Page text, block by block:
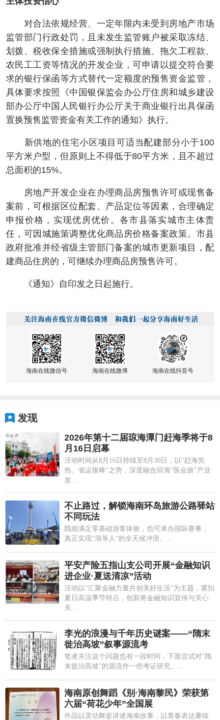
对合法依规经营、一定年限内未受到房地产市场
监管部门行政处罚，且未发生监管账户被采取冻结、
划拨、税收保全措施或强制执行措施、拖欠工程款、
农民工工资等情况的开发企业，可申请以提交符合要
求的银行保函等方式替代一定额度的预售资金监管，
具体要求按照《中国银保监会办公厅住房和城乡建设
部办公厅中国人民银行办公厅关于商业银行出具保函
置换预售监管资金有关工作的通知》执行。
新供地的住宅小区项目可适当配建部分小于100
平方米户型，但原则上不得低于80平方米，且不超过
总面积的15%。
房地产开发企业在办理商品房预售许可或现售备
案前，可根据区位配套、产品定位等因素，合理确定
申报价格，实现优房优价。各市县落实城市主体责
任，可因城施策调整优化商品房价格备案政策。市县
政府批准并经省级主管部门备案的城市更新项目，配
建商品住房的，可继续办理商品房预售许可。
《通知》自印发之日起施行。
海南在线微信号 海南在线微博 海南在线抖音号
发现
2026年第十二届琼海潭门赶海季将于8
月16日启幕
活动时间从8月16日持续至8月30日，以"赶海先
热、省运接棒"之势，深度融合琼海"医会旅"产业
发...
不止路过，解锁海南环岛旅游公路驿站
不同玩法
既能满足零基础游客体验，也可承办国际赛事，
真正实现"浪等人"的全天候冲浪。...
平安产险五指山支公司开展“金融知识
进企业·夏送清凉”活动
活动以"汇聚金融力量共创美好生活"为主题，紧扣
夏日高温季节特点，创新将金融知识宣传与关心
关...
李光的浪漫与千年历史谜案——“隋末
徙治高坡”叙事源流考
笔者关注这个问题也有一段时间，下面尝试对"隋
末徙治高坡"的源流作一些考证研究。...
海南原创舞蹈《别·海南黎民》荣获第
六届“荷花少年”全国展
作品以灵动舞姿讲述海南故事，以青春表达赓续